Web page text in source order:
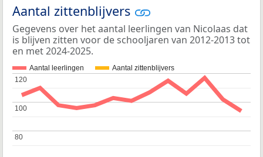
Aantal zittenblijvers
Gegevens over het aantal leerlingen van Nicolaas dat
is blijven zitten voor de schooljaren van 2012-2013 tot
en met 2024-2025.
Aantal leerlingen Aantal zittenblijvers
80
80
100
100
120
120